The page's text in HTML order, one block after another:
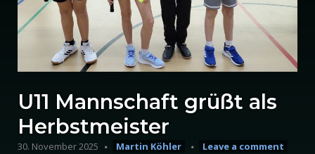
U11 Mannschaft grüßt als
Herbstmeister
30. November 2025 Martin Köhler Leave a comment